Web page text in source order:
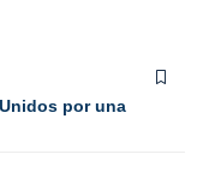
por una